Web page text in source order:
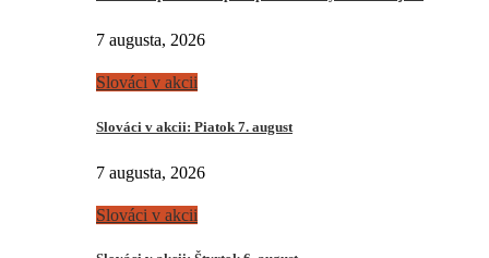
7 augusta, 2026
Slováci v akcii
Slováci v akcii: Piatok 7. august
7 augusta, 2026
Slováci v akcii